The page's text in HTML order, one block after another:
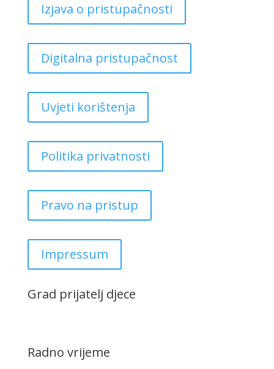
Izjava o pristupačnosti
Digitalna pristupačnost
Uvjeti korištenja
Politika privatnosti
Pravo na pristup
Impressum
Grad prijatelj djece
Radno vrijeme